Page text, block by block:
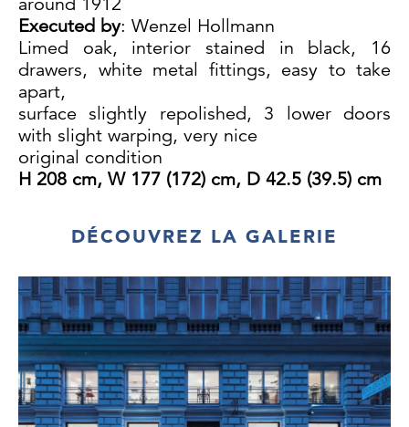
Executed by: Wenzel Hollmann
Limed oak, interior stained in black, 16
drawers, white metal fittings, easy to take
apart,
surface slightly repolished, 3 lower doors
with slight warping, very nice
original condition
H 208 cm, W 177 (172) cm, D 42.5 (39.5) cm
DÉCOUVREZ LA GALERIE